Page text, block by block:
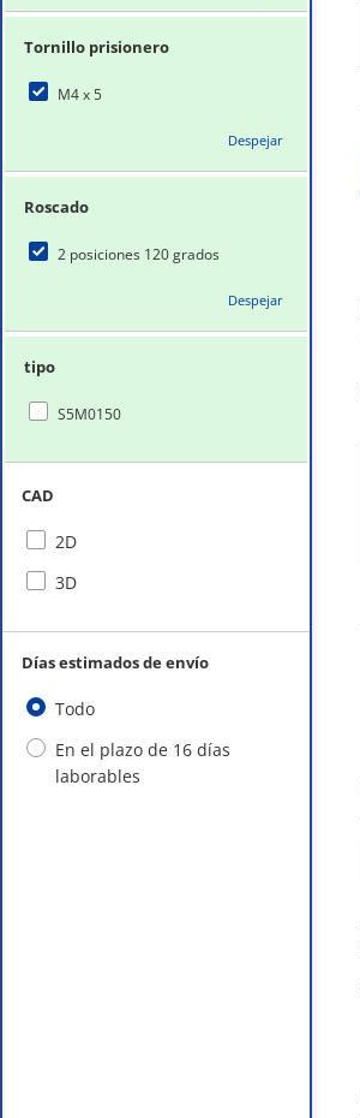
Tornillo prisionero
M4 x 5
Despejar
Roscado
2 posiciones 120 grados
Despejar
tipo
S5M0150
CAD
2D
3D
Días estimados de envío
Todo
En el plazo de 16 días
laborables